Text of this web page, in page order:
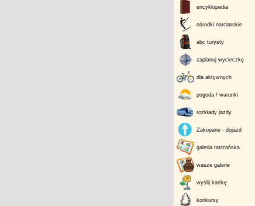
encyklopedia
ośrodki narciarskie
abc turysty
zaplanuj wycieczkę
dla aktywnych
pogoda / warunki
rozkłady jazdy
Zakopane - dojazd
galeria tatrzańska
wasze galerie
wyślij kartkę
konkursy